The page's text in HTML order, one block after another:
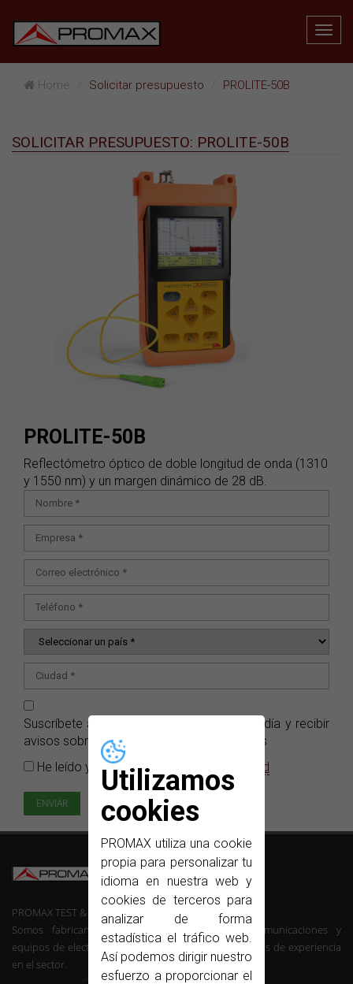
Utilizamos
cookies
PROMAX utiliza una cookie
propia para personalizar tu
idioma en nuestra web y
cookies de terceros para
analizar de forma
estadística el tráfico web.
Así podemos dirigir nuestro
esfuerzo a proporcionar el
Home Solicitar presupuesto PROLITE-50B
SOLICITAR PRESUPUESTO: PROLITE-50B
PROLITE-50B
Reflectómetro óptico de doble longitud de onda (1310
y 1550 nm) y un margen dinámico de 28 dB.
Suscríbete a nuestro e-news para estar al día y recibir
avisos sobre nuestros nuevos lanzamientos
He leído y acepto la Política de privacidad
PROMAX TEST & MEASUREMENT, SLU ©
Somos fabricantes de instrumentación de telecomunicaciones y
equipos de electrónica profesional con mas de 50 años de experiencia
en el sector.